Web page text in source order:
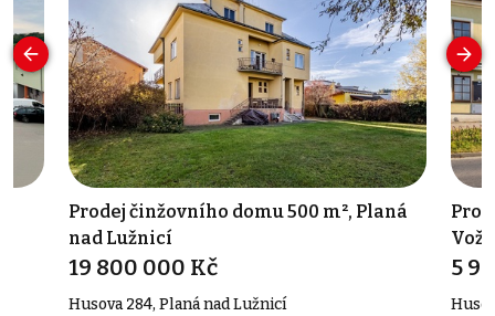
Prodej činžovního domu 500 m², Planá
nad Lužnicí
19 800 000 Kč
Husova 284, Planá nad Lužnicí
5